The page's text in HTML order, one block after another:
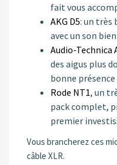
fait vous
AKG D5: un très
avec un son
Audio-Technica
des aigus plus
bonne présence
Rode NT1, un
pack complet,
premier
Vous brancherez ces
câble XLR.